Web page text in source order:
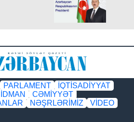
PARLAMENT
İQTİSADİYYAT
İDMAN
CƏMİYYƏT
NƏŞRLƏRİMİZ
VİDEO